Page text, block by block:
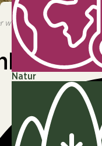
Natur
© © Markus
Salzlacken des
NATUR
die Salzlacken des